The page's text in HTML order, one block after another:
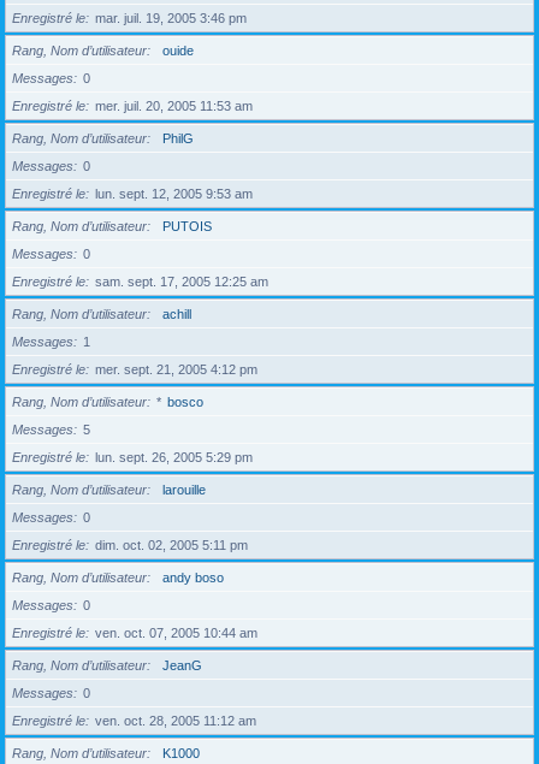
Enregistré le
mar. juil. 19, 2005 3:46 pm
Rang, Nom d’utilisateur
ouide
Messages
0
Enregistré le
mer. juil. 20, 2005 11:53 am
Rang, Nom d’utilisateur
PhilG
Messages
0
Enregistré le
lun. sept. 12, 2005 9:53 am
Rang, Nom d’utilisateur
PUTOIS
Messages
0
Enregistré le
sam. sept. 17, 2005 12:25 am
Rang, Nom d’utilisateur
achill
Messages
1
Enregistré le
mer. sept. 21, 2005 4:12 pm
Rang, Nom d’utilisateur * bosco
Messages
5
Enregistré le
lun. sept. 26, 2005 5:29 pm
Rang, Nom d’utilisateur
larouille
Messages
0
Enregistré le
dim. oct. 02, 2005 5:11 pm
Rang, Nom d’utilisateur
andy boso
Messages
0
Enregistré le
ven. oct. 07, 2005 10:44 am
Rang, Nom d’utilisateur
JeanG
Messages
0
Enregistré le
ven. oct. 28, 2005 11:12 am
Rang, Nom d’utilisateur
K1000